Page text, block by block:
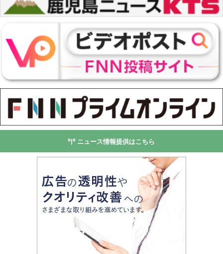
ニュース情報提供はこちら